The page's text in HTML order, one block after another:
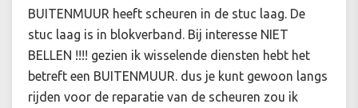
BUITENMUUR heeft scheuren in de stuc laag. De
stuc laag is in blokverband. Bij interesse NIET
BELLEN !!!! gezien ik wisselende diensten hebt het
betreft een BUITENMUUR. dus je kunt gewoon langs
rijden voor de reparatie van de scheuren zou ik